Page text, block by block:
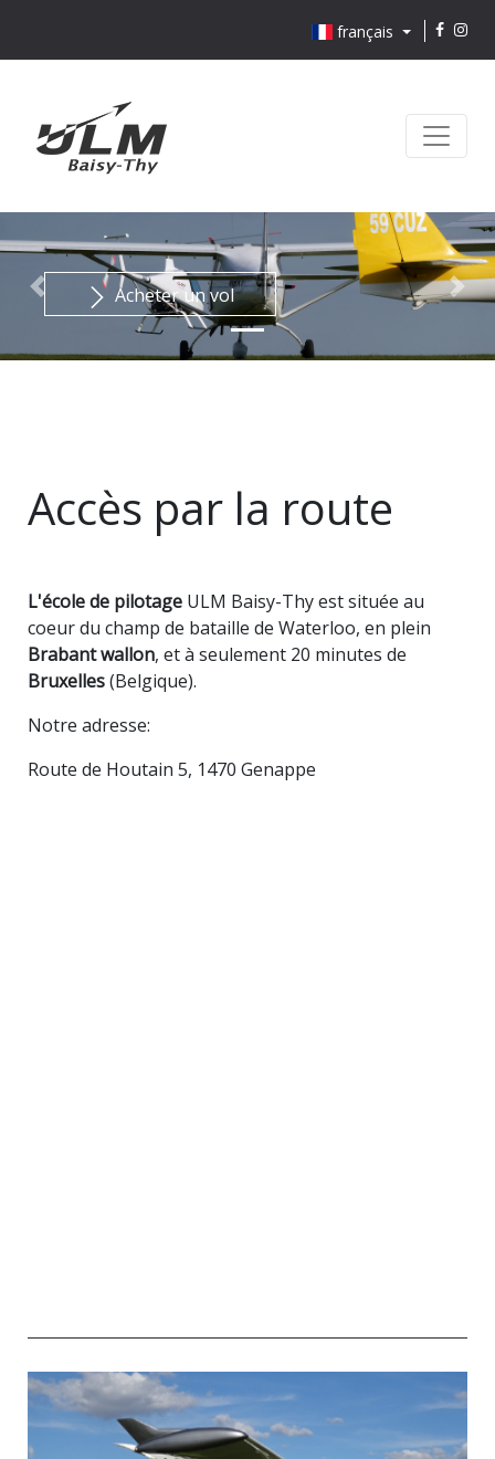
français
Previous Next
Acheter un vol
Accès par la route
L'école de pilotage ULM Baisy-Thy est située au
coeur du champ de bataille de Waterloo, en plein
Brabant wallon, et à seulement 20 minutes de
Bruxelles(Belgique).
Notre adresse:
Route de Houtain 5, 1470 Genappe